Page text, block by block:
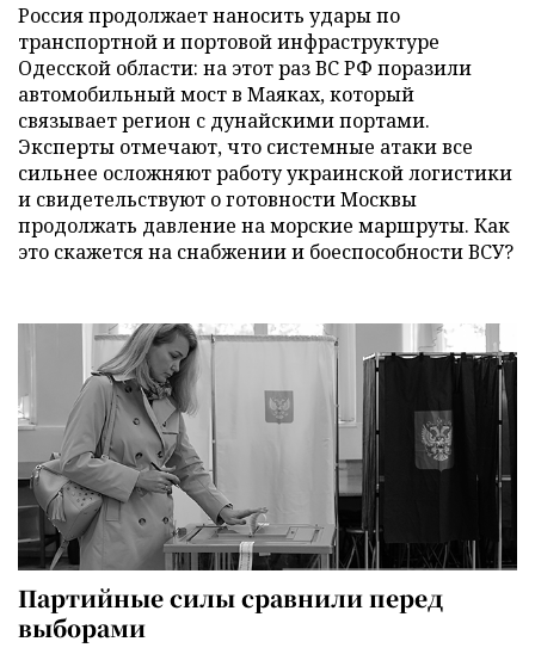
Россия продолжает наносить удары по
транспортной и портовой инфраструктуре
Одесской области: на этот раз ВС РФ поразили
автомобильный мост в Маяках, который
связывает регион с дунайскими портами.
Эксперты отмечают, что системные атаки все
сильнее осложняют работу украинской логистики
и свидетельствуют о готовности Москвы
продолжать давление на морские маршруты. Как
это скажется на снабжении и боеспособности ВСУ?
Партийные силы сравнили перед
выборами